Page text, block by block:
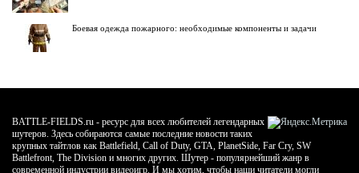
Боевая одежда пожарного: необходимые компоненты и задачи
BATTLE-FIELDS.ru - ресурс для всех любителей легендарных
шутеров. Здесь собираются самые последние новости таких
крупных тайтлов как Battlefield, Call of Duty, GTA, PlanetSide, Far Cry, SW
Battlefront, The Division и многих других. Шутер - популярнейший жанр в
современной индустрии видеоигр. И мы хотим, чтобы наши читатели могли